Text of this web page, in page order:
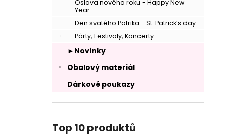
Oslava nového roku - Happy New
Year
Den svatého Patrika - St. Patrick’s day
Párty, Festivaly, Koncerty
►Novinky
Obalový materiál
Dárkové poukazy
Top 10 produktů